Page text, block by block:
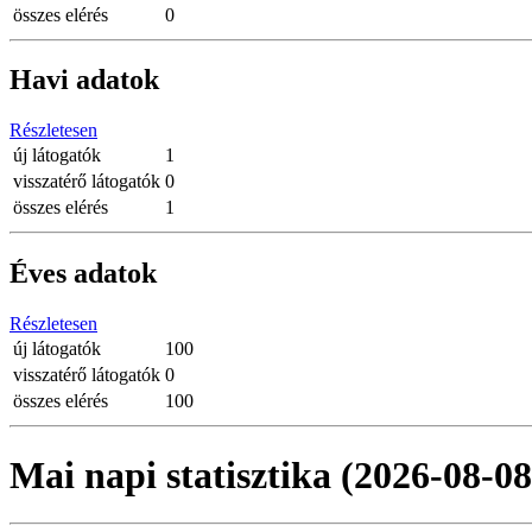
összes elérés
0
Havi adatok
Részletesen
új látogatók
1
visszatérő látogatók 0
összes elérés
1
Éves adatok
Részletesen
új látogatók
100
visszatérő látogatók 0
összes elérés
100
Mai napi statisztika (2026-08-